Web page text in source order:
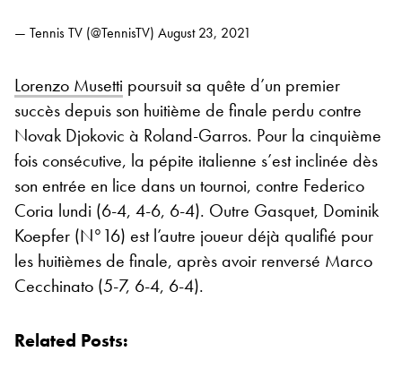
— Tennis TV (@TennisTV) August 23, 2021
Lorenzo Musetti poursuit sa quête d’un premier
succès depuis son huitième de finale perdu contre
Novak Djokovic à Roland-Garros. Pour la cinquième
fois consécutive, la pépite italienne s’est inclinée dès
son entrée en lice dans un tournoi, contre Federico
Coria lundi (6-4, 4-6, 6-4). Outre Gasquet, Dominik
Koepfer (N°16) est l’autre joueur déjà qualifié pour
les huitièmes de finale, après avoir renversé Marco
Cecchinato (5-7, 6-4, 6-4).
Related Posts: